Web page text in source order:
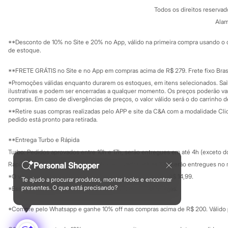
Stitch
Beleza
Perfumes árabes
Novidades
Cabelos
Condicionador
Escovas e Pentes
Finalizadores
Tratamento
Cuidados com o corpo
Protetor solar
Cuidados com o rosto
Esfoliante
Protetor solar
Tônicos
Personal Shopper
Te ajudo a procurar produtos, montar looks e encontrar
presentes. O que está precisando?
Mapa do site
Investidores
Privacidade
Configuração de cookies
Minha privacidade
C&A Pay
Sobre o C&A
Governança
Educação
Formas de pagamento
Todos os direitos
**Desconto de 10% no Site e 20% no App, válido na primeira compra usando
de estoque.
**FRETE GRÁTIS no Site e no App em compras acima de R$ 279. Frete fixo
*Promoções válidas enquanto durarem os estoques, em itens selecionados.
ilustrativas e podem ser encerradas a qualquer momento. Os preços poderão
compras. Em caso de divergências de preços, o valor válido será o do carrinho
**Retire suas compras realizadas pelo APP e site da C&A com a modalidade
pedido está pronto para retirada.
**Entrega Turbo e Rápida
Turbo: Pedidos aprovados entre 10h e 17h, serão entregues em até 4h (exceto
Rápida: Pedidos com os pagamentos aprovados até as 10h, serão entregues
*O valor do frete para o turbo é R$ 24,99 e para a rápida é R$ 14,99.
*Essa condição ainda não estará disponível em todas as lojas.
*Compre pelo Whatsapp e ganhe 10% off nas compras acima de R$ 200.